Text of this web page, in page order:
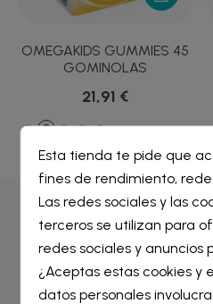
OMEGAKIDS GUMMIES 45
GOMINOLAS
21,91 €
Por qué comprar
Crear lista de deseos
Nombre de la lista de deseos
Iniciar sesión
Debe iniciar sesión para guardar
deseos.
Esta tienda te pide que
fines de rendimiento,
Las redes sociales y las
terceros se utilizan para
redes sociales y anuncios
¿Aceptas estas cookies y
datos personales